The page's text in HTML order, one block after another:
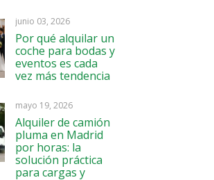
junio 03, 2026
Por qué alquilar un
coche para bodas y
eventos es cada
vez más tendencia
mayo 19, 2026
Alquiler de camión
pluma en Madrid
por horas: la
solución práctica
para cargas y